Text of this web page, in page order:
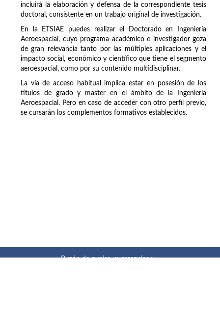
incluirá la elaboración y defensa de la correspondiente tesis
doctoral, consistente en un trabajo original de investigación.
En la ETSIAE puedes realizar el Doctorado en Ingeniería
Aeroespacial, cuyo programa académico e investigador goza
de gran relevancia tanto por las múltiples aplicaciones y el
impacto social, económico y científico que tiene el segmento
aeroespacial, como por su contenido multidisciplinar.
La vía de acceso habitual implica estar en posesión de los
títulos de grado y master en el ámbito de la Ingeniería
Aeroespacial. Pero en caso de acceder con otro perfil previo,
se cursarán los complementos formativos establecidos.
Buzón de quejas, sugerencias y